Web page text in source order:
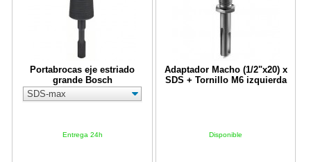
Portabrocas eje estriado
grande Bosch
Entrega 24h
Adaptador Macho (1/2"x20) x
SDS + Tornillo M6 izquierda
Disponible